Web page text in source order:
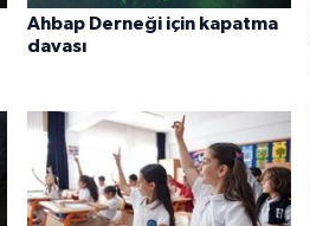
Ahbap Derneği için kapatma
davası